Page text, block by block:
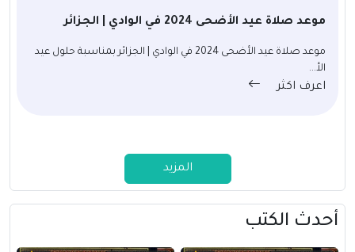
موعد صلاة عيد الأضحى 2024 في الوادي | الجزائر
موعد صلاة عيد الأضحى 2024 في الوادي | الجزائر بمناسبة حلول عيد
الأ...
اعرف اكثر
المزيد
أحدث الكتب